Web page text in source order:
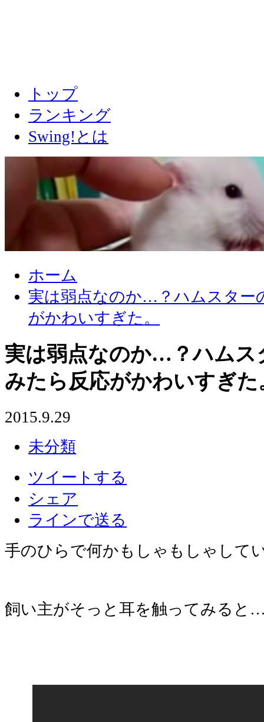
トップ
ランキング
Swing!とは
ホーム
実は弱点なのか…？ハムスター
がかわいすぎた。
実は弱点なのか…？ハムス
みたら反応がかわいすぎた
2015.9.29
未分類
ツイートする
シェア
ラインで送る
手のひらで何かもしゃもしゃして
飼い主がそっと耳を触ってみると